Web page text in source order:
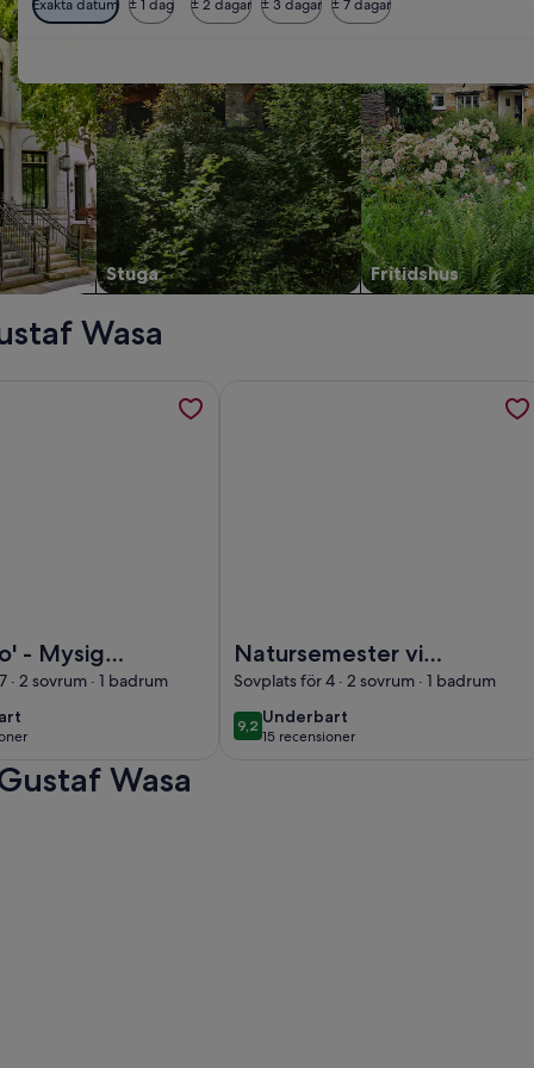
Exakta datum ± 1 dag ± 2 dagar ± 3 dagar ± 7 dagar
Stuga Fritidshus
Wasa
- Mysig
i
Mora
· 2 sovrum · 1 badrum
Natursemester vid
sjön Venjan
Sovplats för 4 · 2 sovrum · 1 badrum
9,29,2 av 10
Underbart
underbart
15 recensioner
(15 recensioner)
Wasa